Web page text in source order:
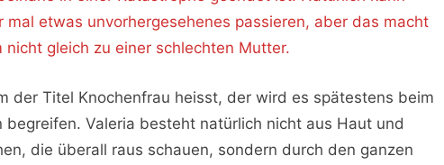
mal etwas unvorhergesehenes passieren, aber das macht
nicht gleich zu einer schlechten Mutter.
der Titel Knochenfrau heisst, der wird es spätestens beim
begreifen. Valeria besteht natürlich nicht aus Haut und
die überall raus schauen, sondern durch den ganzen